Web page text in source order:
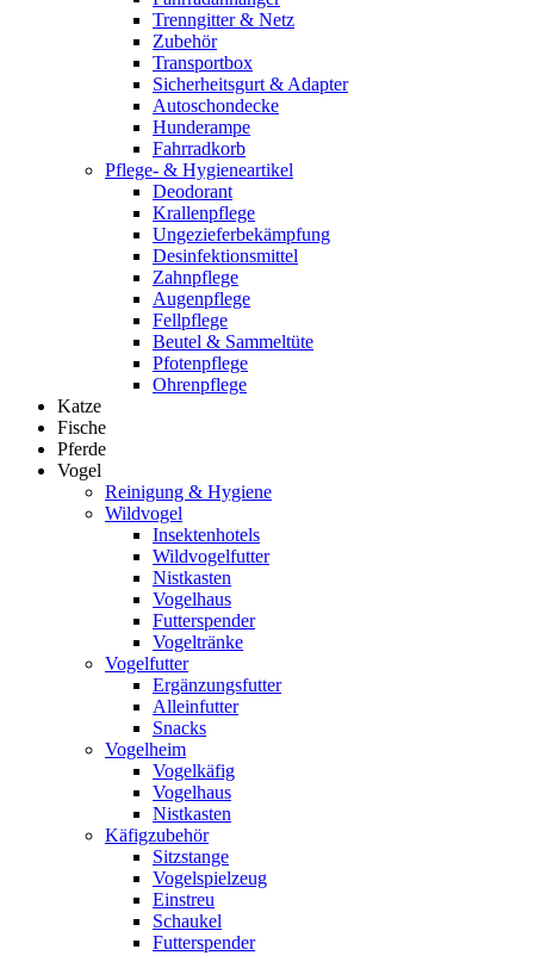
Trenngitter & Netz
Zubehör
Transportbox
Sicherheitsgurt & Adapter
Autoschondecke
Hunderampe
Fahrradkorb
Pflege- & Hygieneartikel
Deodorant
Krallenpflege
Ungezieferbekämpfung
Desinfektionsmittel
Zahnpflege
Augenpflege
Fellpflege
Beutel & Sammeltüte
Pfotenpflege
Ohrenpflege
Katze
Fische
Pferde
Vogel
Reinigung & Hygiene
Wildvogel
Insektenhotels
Wildvogelfutter
Nistkasten
Vogelhaus
Futterspender
Vogeltränke
Vogelfutter
Ergänzungsfutter
Alleinfutter
Snacks
Vogelheim
Vogelkäfig
Vogelhaus
Nistkasten
Käfigzubehör
Sitzstange
Vogelspielzeug
Einstreu
Schaukel
Futterspender